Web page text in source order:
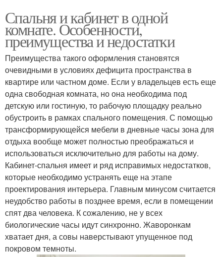
Спальня и кабинет в одной
комнате. Особенности,
преимущества и недостатки
Преимущества такого оформления становятся
очевидными в условиях дефицита пространства в
квартире или частном доме. Если у владельцев есть еще
одна свободная комната, но она необходима под
детскую или гостиную, то рабочую площадку реально
обустроить в рамках спального помещения. С помощью
трансформирующейся мебели в дневные часы зона для
отдыха вообще может полностью преображаться и
использоваться исключительно для работы на дому.
Кабинет-спальня имеет и ряд исправимых недостатков,
которые необходимо устранять еще на этапе
проектирования интерьера. Главным минусом считается
неудобство работы в позднее время, если в помещении
спят два человека. К сожалению, не у всех
биологические часы идут синхронно. Жаворонкам
хватает дня, а совы наверстывают упущенное под
покровом темноты.